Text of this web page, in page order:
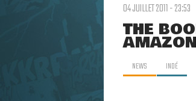
04 JUILLET 2011 - 23:53
THE
NEWS INDÉ